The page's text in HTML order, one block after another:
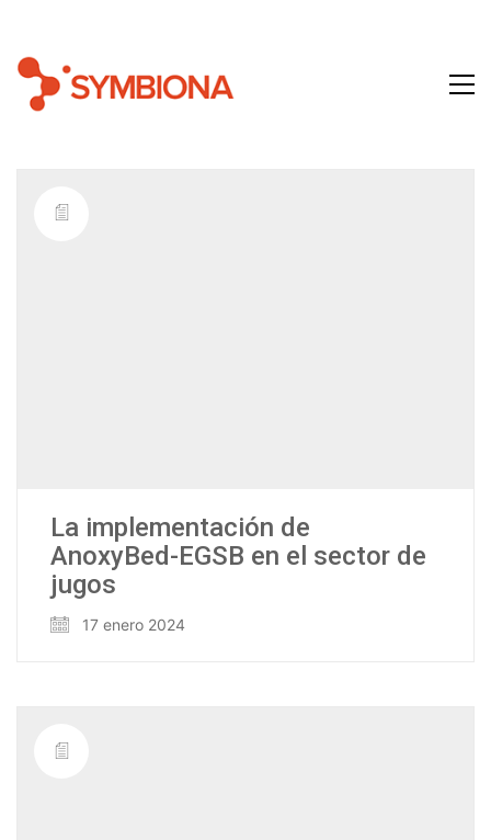
La implementación de
AnoxyBed-EGSB en el sector de
jugos
17 enero 2024